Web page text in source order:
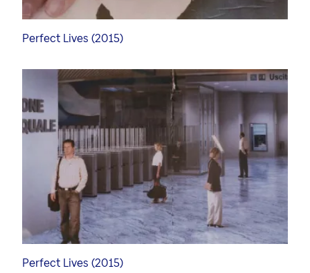
Perfect Lives (2015)
Perfect Lives (2015)